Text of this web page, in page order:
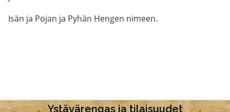
Isän ja Pojan ja Pyhän Hengen nimeen.
Ystävärengas ja tilaisuudet